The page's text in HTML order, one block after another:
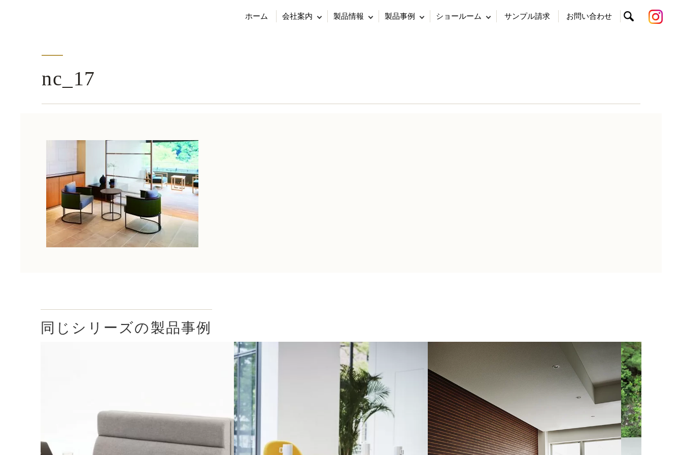
ホーム 会社案内 製品情報 製品事例 ショールーム サンプル請求 お問い合わせ search
nc_17